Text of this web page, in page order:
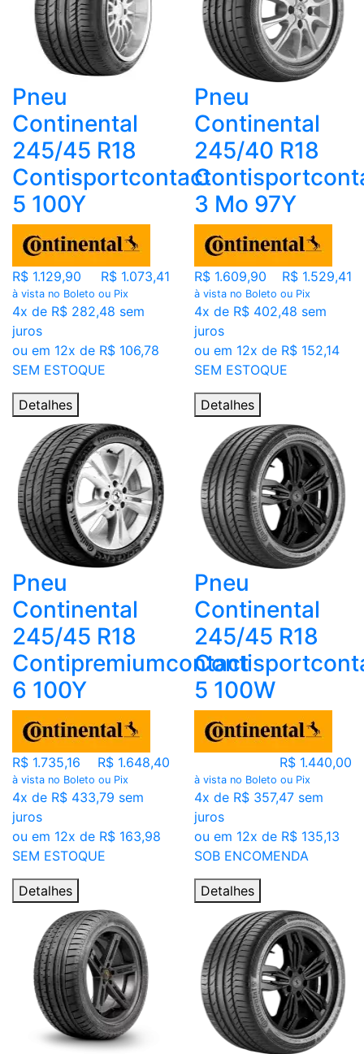
Pneu
Continental
245/45 R18
Contisportcontact
5 100Y
R$ 1.129,90 R$ 1.073,41
à vista no Boleto ou Pix
4x de R$ 282,48 sem
juros
ou em 12x de R$ 106,78
SEM ESTOQUE
Detalhes
Pneu
Continental
245/40 R18
3 Mo 97Y
R$ 1.609,90 R$ 1.529,41
à vista no Boleto ou Pix
4x de R$ 402,48 sem
juros
ou em 12x de R$ 152,14
SEM ESTOQUE
Detalhes
Pneu
Continental
245/45 R18
Contipremiumcontact
6 100Y
R$ 1.735,16 R$ 1.648,40
à vista no Boleto ou Pix
4x de R$ 433,79 sem
juros
ou em 12x de R$ 163,98
SEM ESTOQUE
Detalhes
Pneu
Continental
245/45 R18
5 100W
R$ 1.440,00
à vista no Boleto ou Pix
4x de R$ 357,47 sem
juros
ou em 12x de R$ 135,13
SOB ENCOMENDA
Detalhes